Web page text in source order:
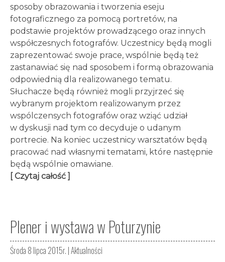
sposoby obrazowania i tworzenia eseju
fotograficznego za pomocą portretów, na
podstawie projektów prowadzącego oraz innych
współczesnych fotografów. Uczestnicy będą mogli
zaprezentować swoje prace, wspólnie będą też
zastanawiać się nad sposobem i formą obrazowania
odpowiednią dla realizowanego tematu.
Słuchacze będą również mogli przyjrzeć się
wybranym projektom realizowanym przez
wspólczensych fotografów oraz wziąć udział
w dyskusji nad tym co decyduje o udanym
portrecie. Na koniec uczestnicy warsztatów będą
pracować nad własnymi tematami, które następnie
będą wspólnie omawiane.
[ Czytaj całość ]
Plener i wystawa w Poturzynie
Środa 8 lipca 2015r. |Aktualności